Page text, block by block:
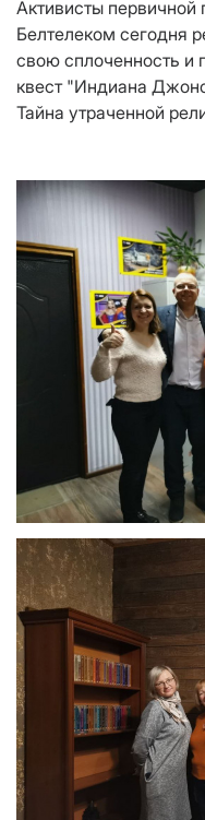
Активисты
Белтелеком сегодня
свою сплоченность и
квест "Индиана
Тайна утраченной